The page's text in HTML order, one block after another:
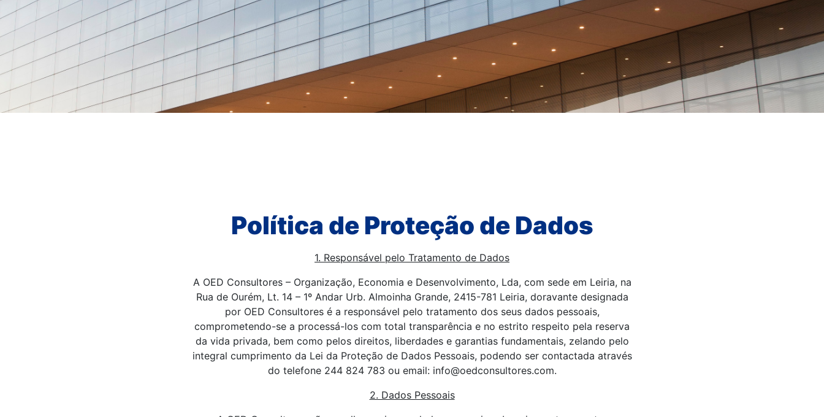
Política de Proteção de Dados
1. Responsável pelo Tratamento de Dados
A OED Consultores – Organização, Economia e Desenvolvimento, Lda, com sede em Leiria, na
Rua de Ourém, Lt. 14 – 1º Andar Urb. Almoinha Grande, 2415-781 Leiria, doravante designada
por OED Consultores é a responsável pelo tratamento dos seus dados pessoais,
comprometendo-se a processá-los com total transparência e no estrito respeito pela reserva
da vida privada, bem como pelos direitos, liberdades e garantias fundamentais, zelando pelo
integral cumprimento da Lei da Proteção de Dados Pessoais, podendo ser contactada através
do telefone 244 824 783 ou email: info@oedconsultores.com.
2. Dados Pessoais